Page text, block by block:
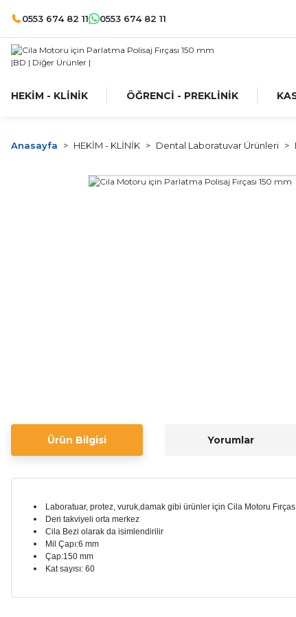
0553 674 82 11 0553 674 82 11
HEKİM - KLİNİK ÖĞRENCİ - PREKLİNİK
Anasayfa HEKİM - KLİNİK Dental Laboratuvar Ürünleri
Ürün Bilgisi Yorumlar
Laboratuar, protez, vuruk,damak gibi ürünler için Cila Motoru
Deri takviyeli orta merkez
Cila Bezi olarak da isimlendirilir
Mil Çapı:6 mm
Çap:150 mm
Kat sayısı: 60